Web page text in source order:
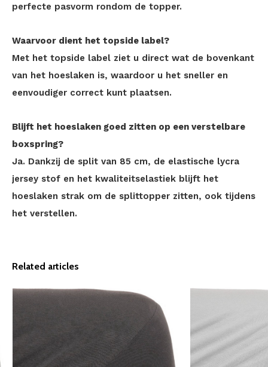
perfecte pasvorm rondom de topper.
Waarvoor dient het topside label?
Met het topside label ziet u direct wat de bovenkant
van het hoeslaken is, waardoor u het sneller en
eenvoudiger correct kunt plaatsen.
Blijft het hoeslaken goed zitten op een verstelbare
boxspring?
Ja. Dankzij de split van 85 cm, de elastische lycra
jersey stof en het kwaliteitselastiek blijft het
hoeslaken strak om de splittopper zitten, ook tijdens
het verstellen.
Related articles